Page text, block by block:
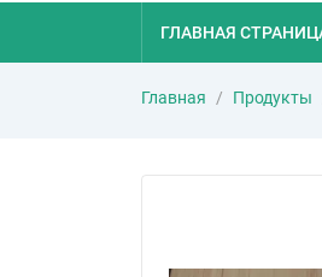
ГЛАВНАЯ
Главная Продукты